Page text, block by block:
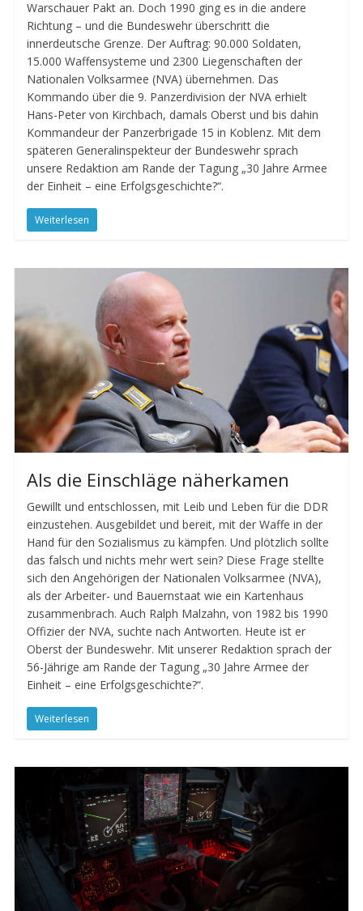
Warschauer Pakt an. Doch 1990 ging es in die andere
Richtung – und die Bundeswehr überschritt die
innerdeutsche Grenze. Der Auftrag: 90.000 Soldaten,
15.000 Waffensysteme und 2300 Liegenschaften der
Nationalen Volksarmee (NVA) übernehmen. Das
Kommando über die 9. Panzerdivision der NVA erhielt
Hans-Peter von Kirchbach, damals Oberst und bis dahin
Kommandeur der Panzerbrigade 15 in Koblenz. Mit dem
späteren Generalinspekteur der Bundeswehr sprach
unsere Redaktion am Rande der Tagung „30 Jahre Armee
der Einheit – eine Erfolgsgeschichte?“.
Weiterlesen
Als die Einschläge näherkamen
Gewillt und entschlossen, mit Leib und Leben für die DDR
einzustehen. Ausgebildet und bereit, mit der Waffe in der
Hand für den Sozialismus zu kämpfen. Und plötzlich sollte
das falsch und nichts mehr wert sein? Diese Frage stellte
sich den Angehörigen der Nationalen Volksarmee (NVA),
als der Arbeiter- und Bauernstaat wie ein Kartenhaus
zusammenbrach. Auch Ralph Malzahn, von 1982 bis 1990
Offizier der NVA, suchte nach Antworten. Heute ist er
Oberst der Bundeswehr. Mit unserer Redaktion sprach der
56-Jährige am Rande der Tagung „30 Jahre Armee der
Einheit – eine Erfolgsgeschichte?“.
Weiterlesen